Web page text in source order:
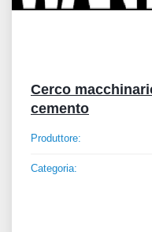
Cerco
cemento
Produttore:
Categoria: